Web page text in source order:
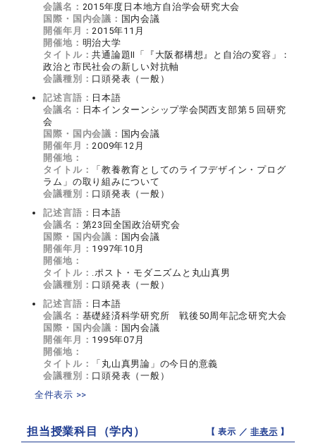
会議名： 2015年度日本地方自治学会研究大会
国際・国内会議： 国内会議
開催年月：2015年11月
開催地： 明治大学
タイトル：共通論題Ⅱ「『大阪都構想』と自治の変容」：
政治と市民社会の新しい対抗軸
会議種別： 口頭発表（一般）
記述言語： 日本語
会議名： 日本インターンシップ学会関西支部第５回研究
会
国際・国内会議： 国内会議
開催年月：2009年12月
開催地：
タイトル：
「教養教育としてのライフデザイン・プログ
ラム」の取り組みについて
会議種別： 口頭発表（一般）
記述言語： 日本語
会議名： 第23回全国政治研究会
国際・国内会議： 国内会議
開催年月： 1997年10月
開催地：
タイトル： .ポスト・モダニズムと丸山真男
会議種別： 口頭発表（一般）
記述言語： 日本語
会議名： 基礎経済科学研究所 戦後50周年記念研究大会
国際・国内会議： 国内会議
開催年月： 1995年07月
開催地：
タイトル：
「丸山真男論」の今日的意義
会議種別： 口頭発表（一般）
全件表示 >>
担当授業科目（学内） 【 表示 ／非表示 】